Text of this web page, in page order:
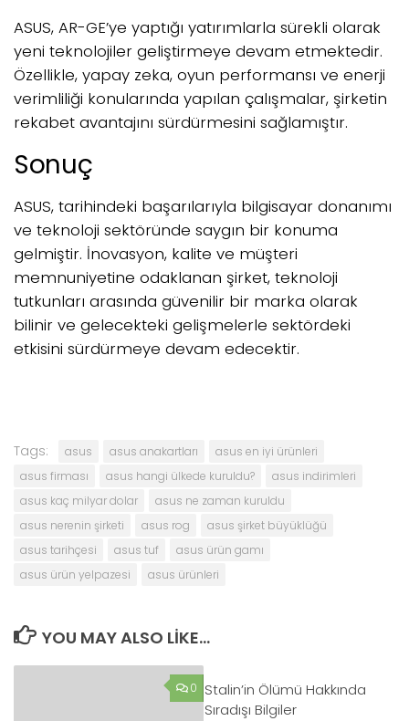
ASUS, AR-GE’ye yaptığı yatırımlarla sürekli olarak
yeni teknolojiler geliştirmeye devam etmektedir.
Özellikle, yapay zeka, oyun performansı ve enerji
verimliliği konularında yapılan çalışmalar, şirketin
rekabet avantajını sürdürmesini sağlamıştır.
Sonuç
ASUS, tarihindeki başarılarıyla bilgisayar donanımı
ve teknoloji sektöründe saygın bir konuma
gelmiştir. İnovasyon, kalite ve müşteri
memnuniyetine odaklanan şirket, teknoloji
tutkunları arasında güvenilir bir marka olarak
bilinir ve gelecekteki gelişmelerle sektördeki
etkisini sürdürmeye devam edecektir.
Tags: asus asus anakartları
asus en iyi ürünleri
asus firması
asus hangi ülkede kuruldu?
asus indirimleri
asus kaç milyar dolar
asus ne zaman kuruldu
asus nerenin şirketi
asus rog
asus şirket büyüklüğü
asus tarihçesi
asus tuf
asus ürün gamı
asus ürün yelpazesi
asus ürünleri
YOU MAY ALSO LIKE...
0 Stalin’in Ölümü Hakkında
Sıradışı Bilgiler